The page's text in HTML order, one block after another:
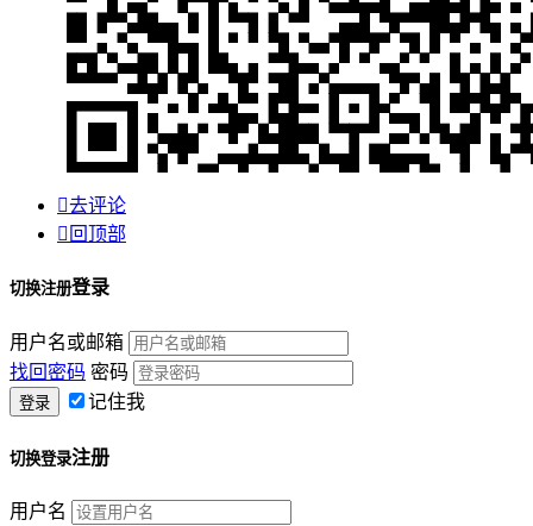
去评论
 回顶部
切换注册登录
用户名或邮箱
找回密码 密码
记住我
切换登录注册
用户名